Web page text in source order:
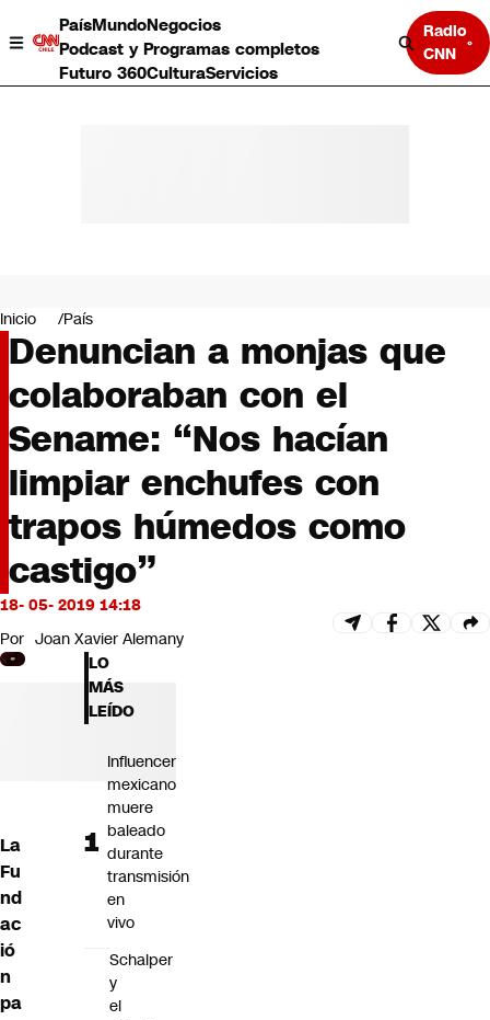
PaísMundoNegocios
Podcast y Programas completos
Futuro 360CulturaServicios
Radio
CNN
Negocios
Deportes
Programas completos
Cultura
Servicios
Bits
CNN tiempo
Futuro 360
Opinión
Inicio País
Denuncian a monjas que
colaboraban con el
Sename: “Nos hacían
limpiar enchufes con
trapos húmedos como
castigo”
18- 05- 2019 14:18
Por Joan Xavier Alemany
La
Fu
nd
ac
ió
n
pa
LO
MÁS
LEÍDO
Influencer
mexicano
muere
baleado
durante
transmisión
en
vivo
Schalper
y
el